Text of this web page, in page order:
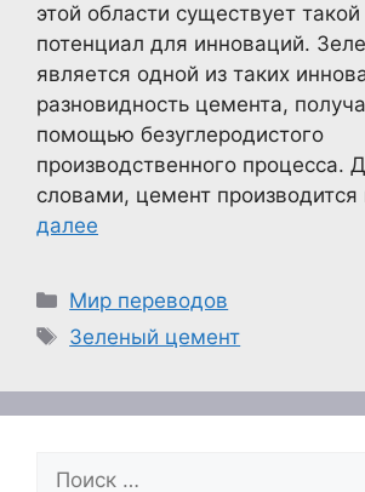
этой области существует
потенциал для инноваций.
является одной из таких
разновидность цемента,
помощью безуглеродистого
производственного процесса.
словами, цемент производится
далее
Рубрики
Мир переводов
Метки
Зеленый цемент
Поиск: